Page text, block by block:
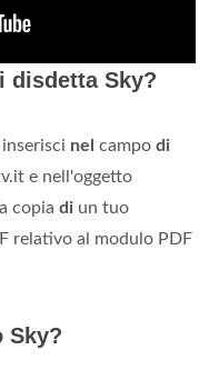
disdetta Sky?
nel campo di
e nell'oggetto
copia di un tuo
relativo al modulo PDF
Sky?